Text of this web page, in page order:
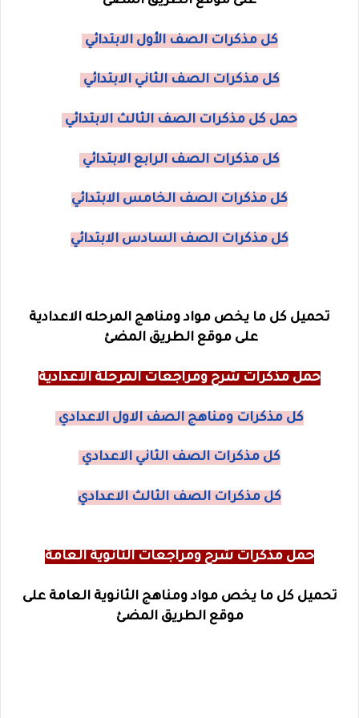
كل مذكرات الصف الأول الابتدائي
كل مذكرات الصف الثاني الابتدائي
حمل كل مذكرات الصف الثالث الابتدائي
كل مذكرات الصف الرابع الابتدائي
كل مذكرات الصف الخامس الابتدائي
كل مذكرات الصف السادس الابتدائي
تحميل كل ما يخص مواد ومناهج المرحله الاعدادية
على موقع الطريق المضئ
حمل مذكرات شرح ومراجعات المرحلة الاعدادية
كل مذكرات ومناهج الصف الاول الاعدادي
كل مذكرات الصف الثاني الاعدادي
كل مذكرات الصف الثالث الاعدادي
حمل مذكرات شرح ومراجعات الثانوية العامة
تحميل كل ما يخص مواد ومناهج الثانوية العامة على
موقع الطريق المضئ